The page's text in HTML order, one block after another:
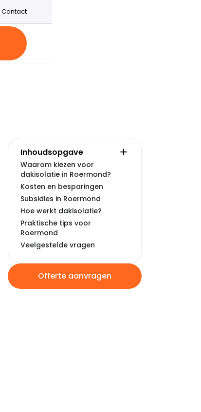
Contact
Inhoudsopgave
Waarom kiezen voor
dakisolatie in Roermond?
Kosten en besparingen
Subsidies in Roermond
Hoe werkt dakisolatie?
Praktische tips voor
Roermond
Veelgestelde vragen
Offerte aanvragen